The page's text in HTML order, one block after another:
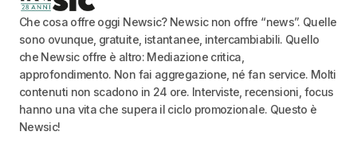
Che cosa offre oggi Newsic? Newsic non offre “news”. Quelle
sono ovunque, gratuite, istantanee, intercambiabili. Quello
che Newsic offre è altro: Mediazione critica,
approfondimento. Non fai aggregazione, né fan service. Molti
contenuti non scadono in 24 ore. Interviste, recensioni, focus
hanno una vita che supera il ciclo promozionale. Questo è
Newsic!